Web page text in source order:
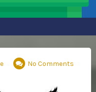
No Comments